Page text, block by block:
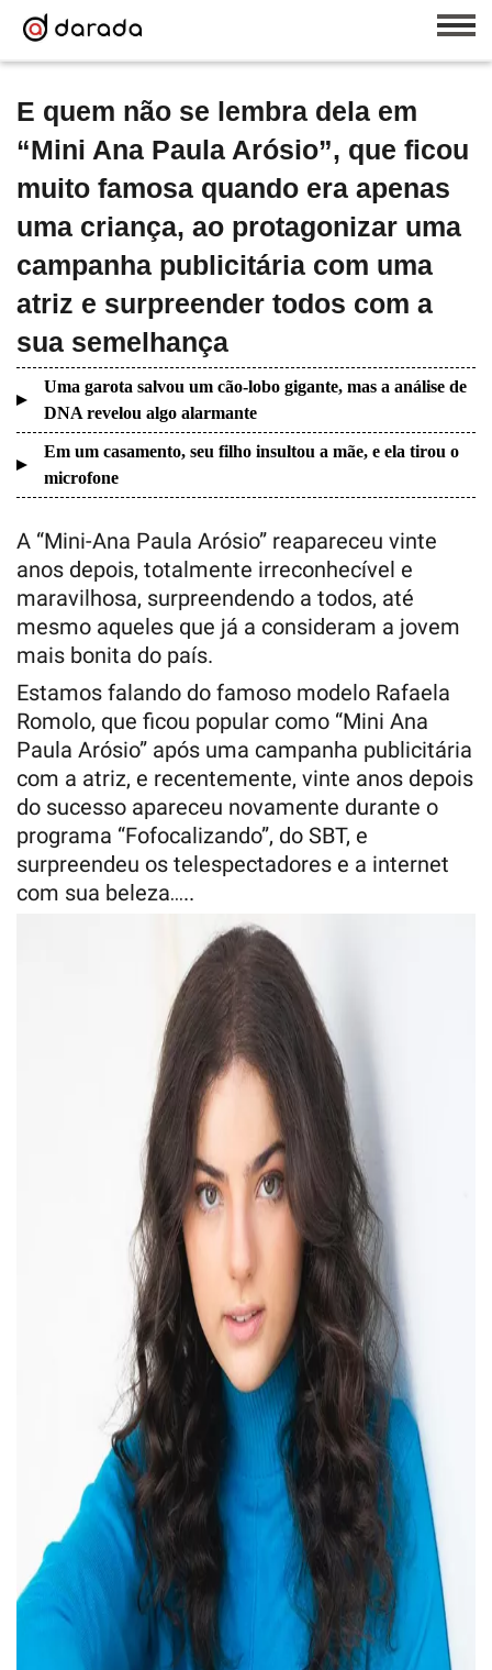
E quem não se lembra dela em
“Mini Ana Paula Arósio”, que ficou
muito famosa quando era apenas
uma criança, ao protagonizar uma
campanha publicitária com uma
atriz e surpreender todos com a
sua semelhança
Uma garota salvou um cão-lobo gigante, mas a análise de
DNA revelou algo alarmante
Em um casamento, seu filho insultou a mãe, e ela tirou o
microfone
A “Mini-Ana Paula Arósio” reapareceu vinte
anos depois, totalmente irreconhecível e
maravilhosa, surpreendendo a todos, até
mesmo aqueles que já a consideram a jovem
mais bonita do país.
Estamos falando do famoso modelo Rafaela
Romolo, que ficou popular como “Mini Ana
Paula Arósio” após uma campanha publicitária
com a atriz, e recentemente, vinte anos depois
do sucesso apareceu novamente durante o
programa “Fofocalizando”, do SBT, e
surpreendeu os telespectadores e a internet
com sua beleza…..